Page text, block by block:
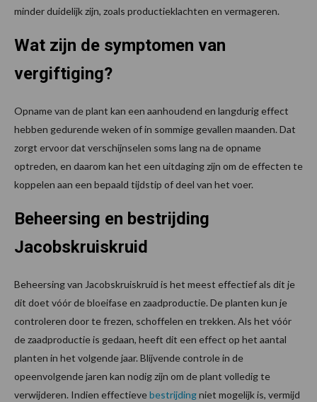
minder duidelijk zijn, zoals productieklachten en vermageren.
Wat zijn de symptomen van
vergiftiging?
Opname van de plant kan een aanhoudend en langdurig effect
hebben gedurende weken of in sommige gevallen maanden. Dat
zorgt ervoor dat verschijnselen soms lang na de opname
optreden, en daarom kan het een uitdaging zijn om de effecten te
koppelen aan een bepaald tijdstip of deel van het voer.
Beheersing en bestrijding
Jacobskruiskruid
Beheersing van Jacobskruiskruid is het meest effectief als dit je
dit doet vóór de bloeifase en zaadproductie. De planten kun je
controleren door te frezen, schoffelen en trekken. Als het vóór
de zaadproductie is gedaan, heeft dit een effect op het aantal
planten in het volgende jaar. Blijvende controle in de
opeenvolgende jaren kan nodig zijn om de plant volledig te
verwijderen. Indien effectievebestrijdingniet mogelijk is, vermijd